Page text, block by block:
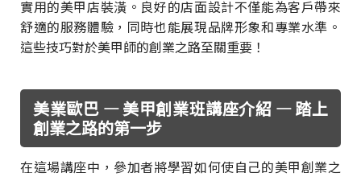
實用的美甲店裝潢。良好的店面設計不僅能為客戶帶來
舒適的服務體驗，同時也能展現品牌形象和專業水準。
這些技巧對於美甲師的創業之路至關重要！
美業歐巴 — 美甲創業班講座介紹 — 踏上
創業之路的第一步
在這場講座中，參加者將學習如何使自己的美甲創業之